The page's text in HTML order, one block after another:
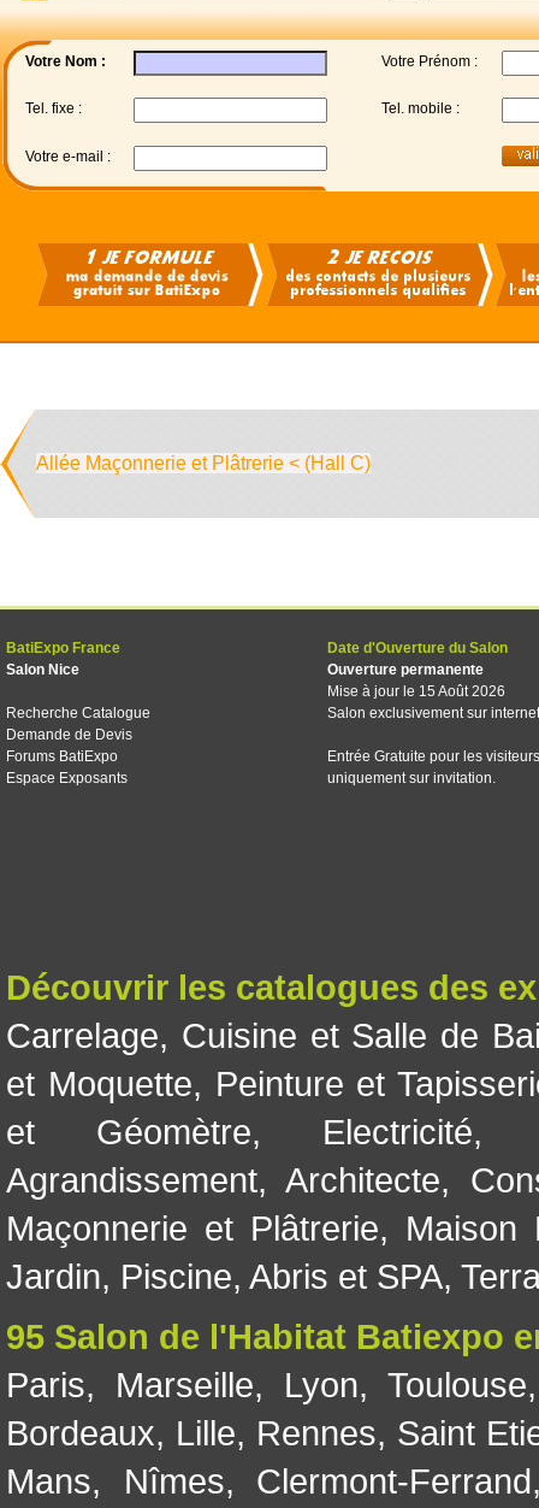
Votre Nom : Votre Prénom :
Tel. fixe : Tel. mobile :
Votre e-mail :
Allée Maçonnerie et Plâtrerie < (Hall C)
BatiExpo France
Salon Nice
Recherche Catalogue
Demande de Devis
Forums BatiExpo
Espace Exposants
Date d'Ouverture du Salon
Ouverture permanente
Mise à jour le 15 Août 2026
Salon exclusivement sur internet
Entrée Gratuite pour les visiteurs
uniquement sur invitation.
Découvrir les catalogues des
Carrelage, Cuisine et Salle de
et Moquette, Peinture et
et Géomètre, Electricité
Agrandissement, Architecte,
Maçonnerie et Plâtrerie, Maison
Jardin, Piscine, Abris et SPA,
95 Salon de l'Habitat Batiexpo
Paris, Marseille, Lyon, Toulouse
Bordeaux, Lille, Rennes, Saint
Mans, Nîmes, Clermont-Ferrand